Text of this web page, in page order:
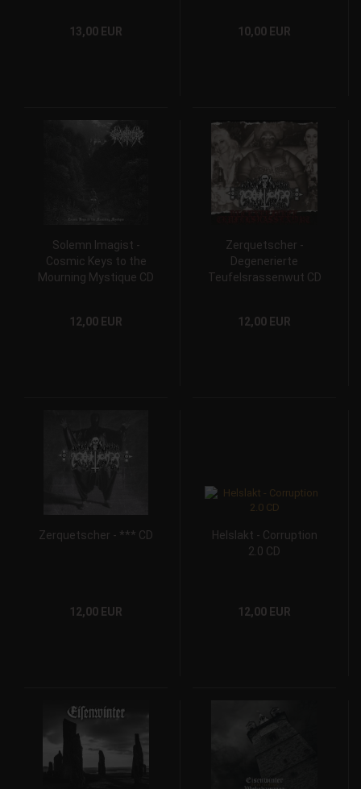
13,00 EUR 10,00 EUR
Solemn Imagist -
Cosmic Keys to the
Mourning Mystique CD
12,00 EUR
Zerquetscher -
Degenerierte
Teufelsrassenwut CD
12,00 EUR
Zerquetscher - *** CD
12,00 EUR
Helslakt - Corruption
2.0 CD
12,00 EUR